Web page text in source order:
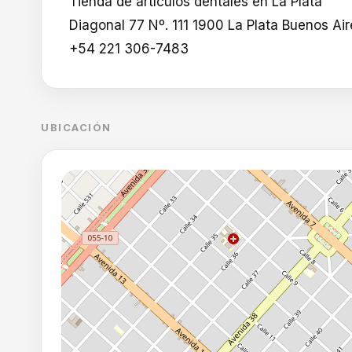
Diagonal 77 Nº. 111 1900 La Plata Buenos
+54 221 306-7483
UBICACIÓN